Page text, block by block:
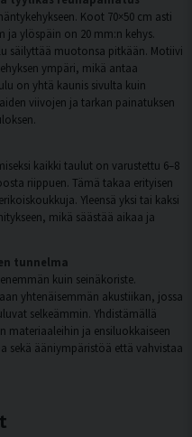
Koot 70×50 cm asti
ja ylöspäin on 20 mm:n kehys.
säilyttää muotonsa pitkään. Motiivi
ympäri, mikä antaa
on yhtä kaunis sivulta kuin
viivojen ja tarkan painatuksen
kaikki taulut on varustettu 6–8
riippuen. Tämä takaa erityisen
Yleensä yksi tai kaksi
mikä säästää aikaa ja
tunnelma
kuin seinäkoriste.
yhtenäisemmän akustiikan, jossa
selkeämmin. Yhdistämällä
materiaaleihin ja ensiluokkaiseen
sekä ääniympäristöä että vahvistaa